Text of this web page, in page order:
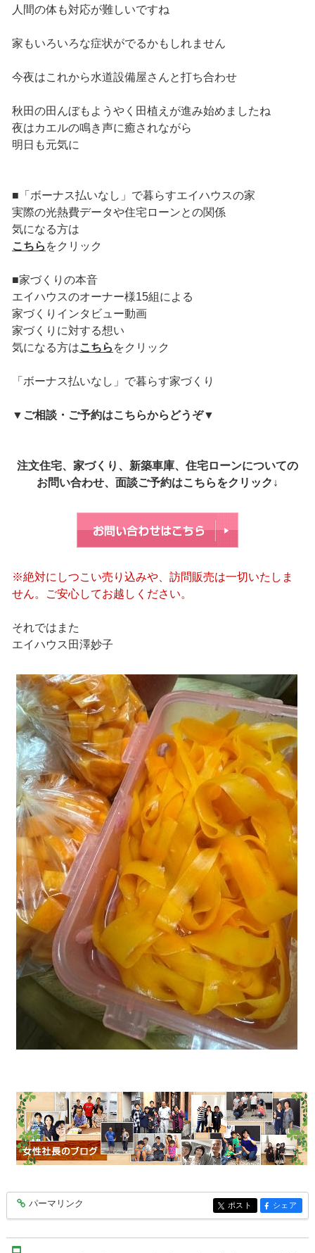
人間の体も対応が難しいですね
家もいろいろな症状がでるかもしれません
今夜はこれから水道設備屋さんと打ち合わせ
秋田の田んぼもようやく田植えが進み始めましたね
夜はカエルの鳴き声に癒されながら
明日も元気に
■「ボーナス払いなし」で暮らすエイハウスの家
実際の光熱費データや住宅ローンとの関係
気になる方は
こちら をクリック
■家づくりの本音
エイハウスのオーナー様15組による
家づくりインタビュー動画
家づくりに対する想い
気になる方はこちら をクリック
「ボーナス払いなし」で暮らす家づくり
▼ ご相談・ご予約はこちらからどうぞ▼
注文住宅、家づくり、新築車庫、住宅ローンについての
お問い合わせ、面談ご予約はこちらをクリック↓
※絶対にしつこい売り込みや、訪問販売は一切いたしま
せん。ご安心してお越しください。
それではまた
エイハウス田澤妙子
entry10468
パーマリンク entry10468
ポスト entry10468
シェア